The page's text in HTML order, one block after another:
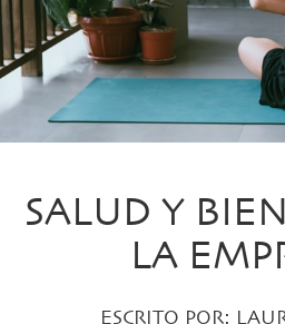
SALUD Y
LA
ESCRITO POR: